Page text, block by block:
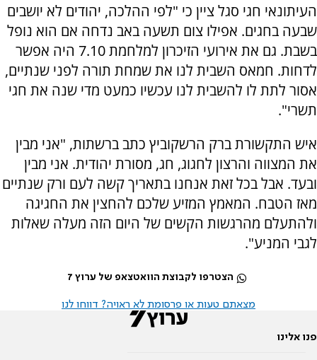
העיתונאי חגי סגל ציין כי "לפי ההלכה, יהודים לא יושבים
שבעה בחגים. אפילו צום תשעה באב נדחה אם הוא נופל
בשבת. גם את אירועי הזיכרון למלחמת 7.10 היה אפשר
לדחות. חמאס השבית לנו את שמחת תורה לפני שנתיים,
אסור לתת לו להשבית לנו עכשיו כמעט מדי שנה את חגי
תשרי".
איש התקשורת ברק הרשקוביץ כתב ברשתות, "אני מבין
את המצווה והרצון לחגוג, חג, מסורת יהודית. אני מבין
ובעד. אבל בכל זאת אנחנו בתאריך קשה לעם ורק שנתיים
מאז הטבח. המאמץ המזיע שלכם להחצין את החגיגה
ולהתעלם מהרגשות הקשים של היום הזה מעלה שאלות
לגבי המניע".
הצטרפו לקבוצת הוואטצאפ של ערוץ 7
מצאתם טעות או פרסומת לא ראויה? דווחו לנו
פנו אלינו